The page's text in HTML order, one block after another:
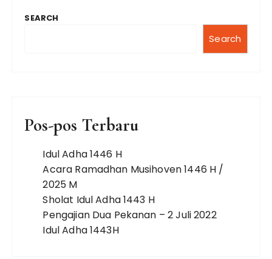
SEARCH
Search
Pos-pos Terbaru
Idul Adha 1446 H
Acara Ramadhan Musihoven 1446 H /
2025 M
Sholat Idul Adha 1443 H
Pengajian Dua Pekanan – 2 Juli 2022
Idul Adha 1443H